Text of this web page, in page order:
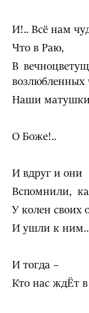
И!.. Всё нам
Что в Раю,
В
возлюбленных
Наши
О Боже!..
И вдруг и они
Вспомнили,
У колен своих
И ушли к
И тогда –
Кто нас ждЁт